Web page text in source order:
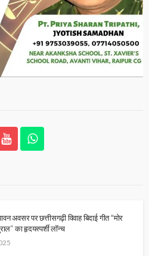
अवसर पर छत्तीसगढ़ी विवाह बिदाई गीत “मोर
का हृदयस्पर्शी लॉन्च